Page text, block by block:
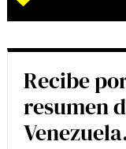
Recibe
resumen